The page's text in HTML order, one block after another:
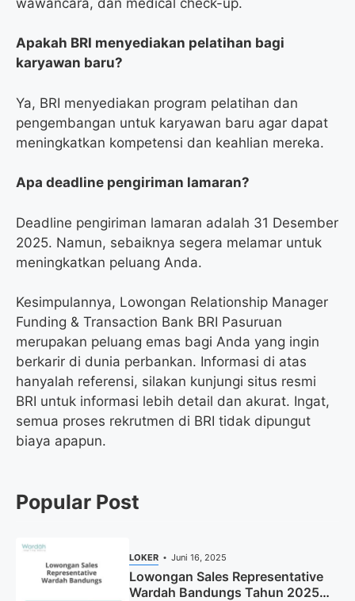
Apakah BRI menyediakan pelatihan bagi
karyawan baru?
Ya, BRI menyediakan program pelatihan dan
pengembangan untuk karyawan baru agar dapat
meningkatkan kompetensi dan keahlian mereka.
Apa deadline pengiriman lamaran?
Deadline pengiriman lamaran adalah 31 Desember
2025. Namun, sebaiknya segera melamar untuk
meningkatkan peluang Anda.
Kesimpulannya, Lowongan Relationship Manager
Funding & Transaction Bank BRI Pasuruan
merupakan peluang emas bagi Anda yang ingin
berkarir di dunia perbankan. Informasi di atas
hanyalah referensi, silakan kunjungi situs resmi
BRI untuk informasi lebih detail dan akurat. Ingat,
semua proses rekrutmen di BRI tidak dipungut
biaya apapun.
Popular Post
LOKER Juni 16, 2025
Lowongan Sales Representative
Wardah Bandungs Tahun 2025